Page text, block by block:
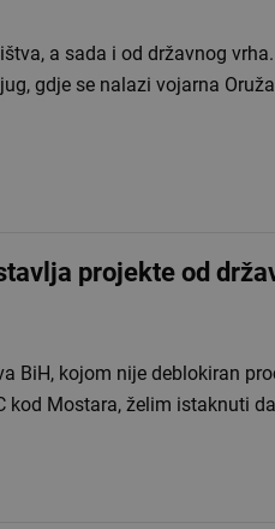
a sada i od državnog vrha.
gdje se nalazi vojarna
projekte od
BiH, kojom nije deblokiran
kod Mostara, želim istaknuti